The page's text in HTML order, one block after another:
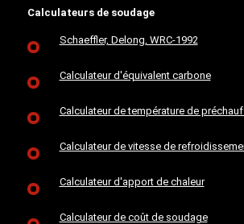
Calculateurs de soudage
Schaeffler, Delong, WRC-1992
Calculateur d'équivalent carbone
Calculateur de température de
Calculateur de vitesse de
Calculateur d'apport de chaleur
Calculateur de coût de soudage